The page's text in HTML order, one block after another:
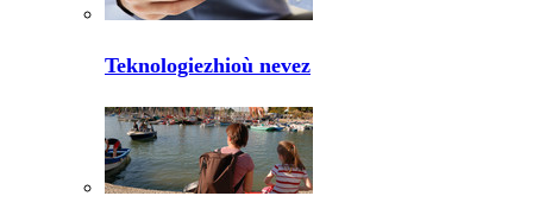
Teknologiezhioù nevez